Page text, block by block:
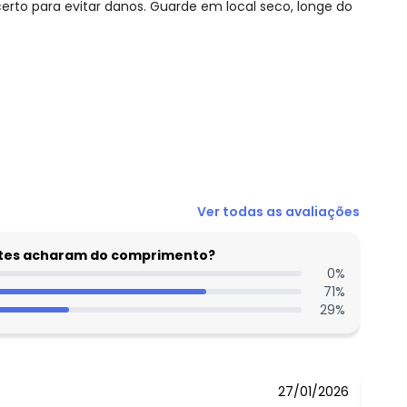
para evitar danos. Guarde em local seco, longe do
N/D*
N/D*
N/D*
R$ 27,18
R$ 27,18
Ver todas as avaliações
acharam do comprimento?
0%
71%
29%
27/01/2026
com a nossa